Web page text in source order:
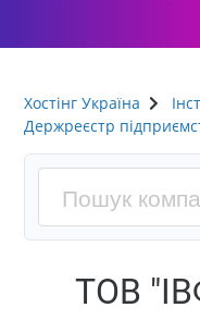
Хостінг Україна
Держреєстр
ТОВ